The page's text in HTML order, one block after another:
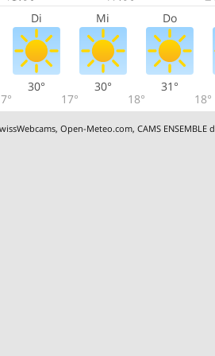
Di Mi Do
30°
17°
30°
18°
31°
18°
,Open-Meteo.com,CAMS